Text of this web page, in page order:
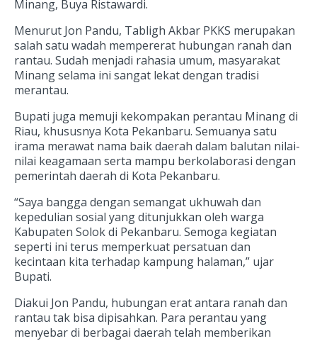
Minang, Buya Ristawardi.
Menurut Jon Pandu, Tabligh Akbar PKKS merupakan
salah satu wadah mempererat hubungan ranah dan
rantau. Sudah menjadi rahasia umum, masyarakat
Minang selama ini sangat lekat dengan tradisi
merantau.
Bupati juga memuji kekompakan perantau Minang di
Riau, khususnya Kota Pekanbaru. Semuanya satu
irama merawat nama baik daerah dalam balutan nilai-
nilai keagamaan serta mampu berkolaborasi dengan
pemerintah daerah di Kota Pekanbaru.
“Saya bangga dengan semangat ukhuwah dan
kepedulian sosial yang ditunjukkan oleh warga
Kabupaten Solok di Pekanbaru. Semoga kegiatan
seperti ini terus memperkuat persatuan dan
kecintaan kita terhadap kampung halaman,” ujar
Bupati.
Diakui Jon Pandu, hubungan erat antara ranah dan
rantau tak bisa dipisahkan. Para perantau yang
menyebar di berbagai daerah telah memberikan